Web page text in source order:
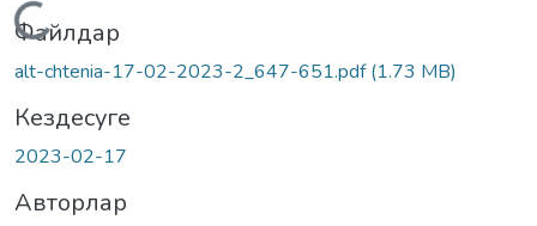
Жүктеу...
Файлдар
alt-chtenia-17-02-2023-2_647-651.pdf(1.73 MB)
Кездесуге
2023-02-17
Авторлар